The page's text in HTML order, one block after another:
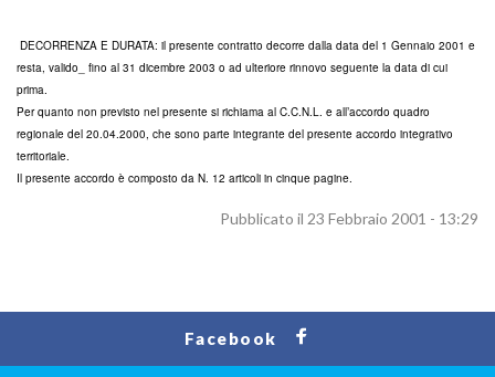
DECORRENZA E DURATA: il presente contratto decorre dalla data del 1 Gennaio 2001 e
resta, valido_ fino al 31 dicembre 2003 o ad ulteriore rinnovo seguente la data di cui
prima.
Per quanto non previsto nel presente si richiama al C.C.N.L. e all’accordo quadro
regionale del 20.04.2000, che sono parte integrante del presente accordo integrativo
territoriale.
Il presente accordo è composto da N. 12 articoli in cinque pagine.
Pubblicato il 23 Febbraio 2001 - 13:29
Facebook